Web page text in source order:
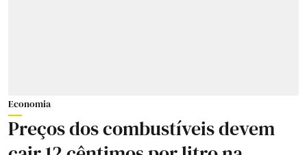
Economia
Preços dos combustíveis devem